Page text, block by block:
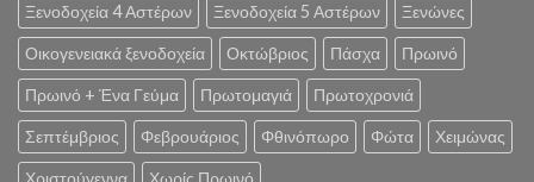
Ξενοδοχεία 4 Αστέρων Ξενοδοχεία 5 Αστέρων Ξενώνες
Οικογενειακά ξενοδοχεία Οκτώβριος Πάσχα Πρωινό
Πρωινό + Ένα Γεύμα Πρωτομαγιά Πρωτοχρονιά
Σεπτέμβριος Φεβρουάριος Φθινόπωρο Φώτα Χειμώνας